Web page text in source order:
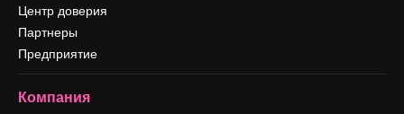
Центр доверия
Партнеры
Предприятие
Компания